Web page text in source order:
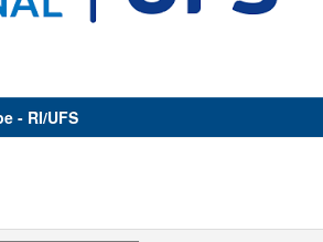
- RI/UFS